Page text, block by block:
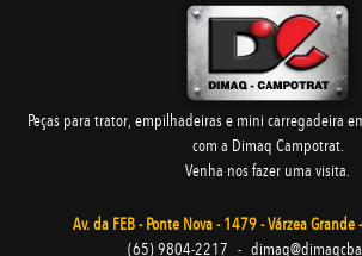
Peças para trator, empilhadeiras e mini carregadeira
com a Dimaq Campotrat.
Venha nos fazer uma visita.
Av. da FEB - Ponte Nova - 1479 - Várzea
(65) 9804-2217
-